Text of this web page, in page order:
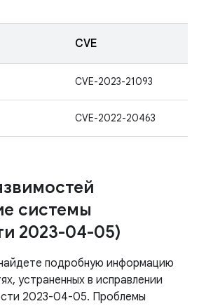
CVE
CVE-2023-21093
CVE-2022-20463
системы
2023-04-05)
подробную информацию
устраненных в исправлении
2023-04-05. Проблемы